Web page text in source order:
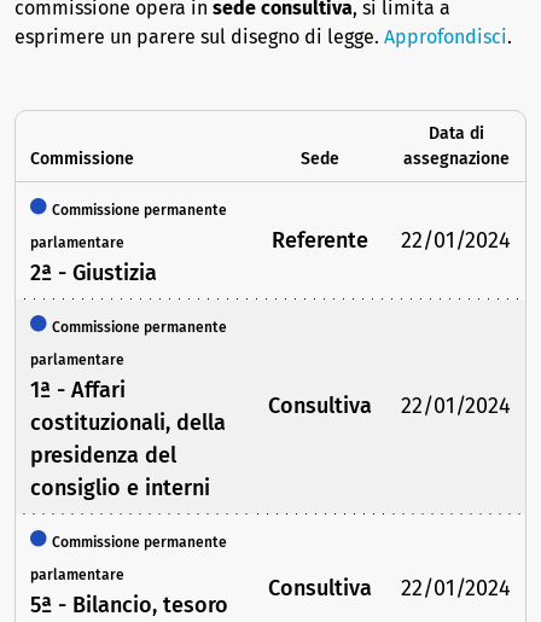
commissione opera in sede consultiva, si limita a
esprimere un parere sul disegno di legge. Approfondisci.
Commissione Sede
Data di
assegnazione
Commissione permanente
parlamentare
2ª - Giustizia
Referente 22/01/2024
Commissione permanente
parlamentare
1ª - Affari
costituzionali, della
presidenza del
consiglio e interni
Consultiva 22/01/2024
Commissione permanente
parlamentare
5ª - Bilancio, tesoro
Consultiva 22/01/2024